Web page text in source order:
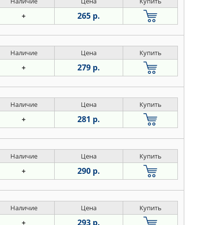
+ 265 р.
Наличие Цена Купить
+ 279 р.
Наличие Цена Купить
+ 281 р.
Наличие Цена Купить
+ 290 р.
Наличие Цена Купить
+ 293 р.